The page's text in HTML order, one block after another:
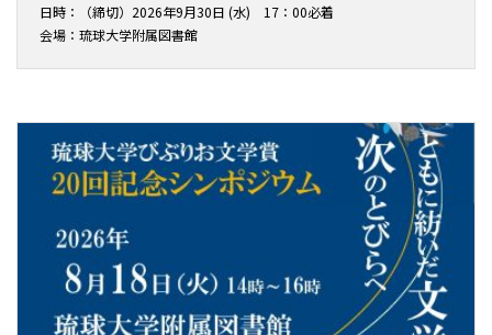
日時：（締切）2026年9月30日 (水) 17：00必着
会場：琉球大学附属図書館